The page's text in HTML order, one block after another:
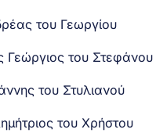
του Γεωργίου
Γεώργιος του Στεφάνου
του Στυλιανού
του Χρήστου